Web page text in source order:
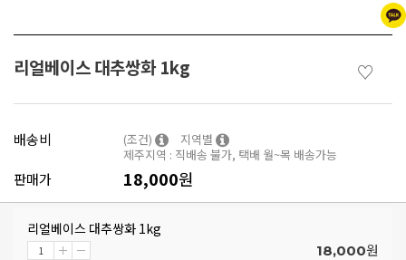
리얼베이스 대추쌍화 1kg ♡
배송비 (조건)
지역별
제주지역 : 직배송 불가, 택배 월~목 배송가능
판매가 18,000원
리얼베이스 대추쌍화 1kg
18,000원